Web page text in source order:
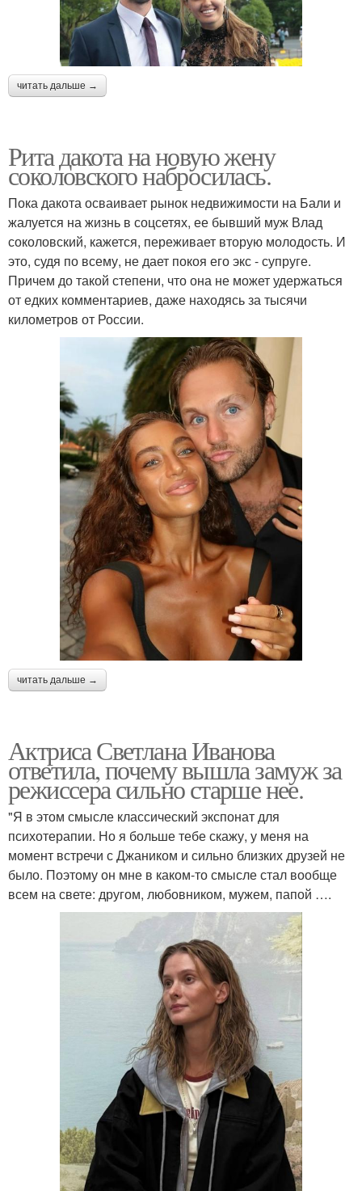
читать дальше →
Рита дакота на новую жену
соколовского набросилась.
Пока дакота осваивает рынок недвижимости на Бали и
жалуется на жизнь в соцсетях, ее бывший муж Влад
соколовский, кажется, переживает вторую молодость. И
это, судя по всему, не дает покоя его экс - супруге.
Причем до такой степени, что она не может удержаться
от едких комментариев, даже находясь за тысячи
километров от России.
читать дальше →
Актриса Светлана Иванова
ответила, почему вышла замуж за
режиссера сильно старше нее.
"Я в этом смысле классический экспонат для
психотерапии. Но я больше тебе скажу, у меня на
момент встречи с Джаником и сильно близких друзей не
было. Поэтому он мне в каком-то смысле стал вообще
всем на свете: другом, любовником, мужем, папой ….